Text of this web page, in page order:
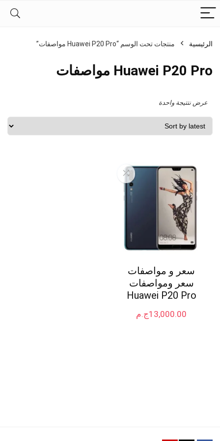
الرئيسية منتجات تحت الوسم “Huawei P20 Pro مواصفات”
Huawei P20 Pro مواصفات
عرض نتتيجة واحدة
سعر و مواصفات
سعر ومواصفات
Huawei P20 Pro
ج.م13,000.00